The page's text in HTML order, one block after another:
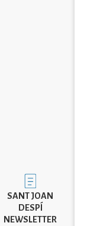
Imatge
SANT JOAN
DESPÍ
NEWSLETTER